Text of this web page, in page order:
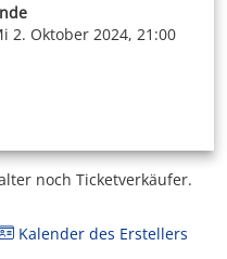
2. Oktober 2024, 21:00
noch Ticketverkäufer.
Kalender des Erstellers